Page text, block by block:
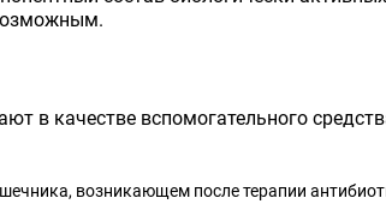
в качестве вспомогательного
возникающем после терапии